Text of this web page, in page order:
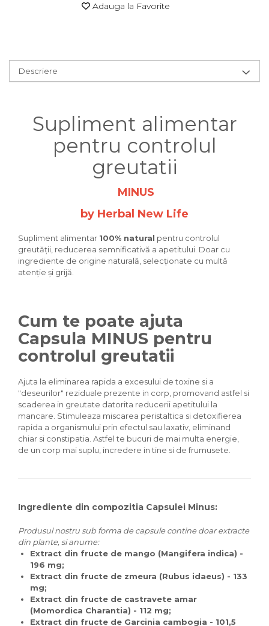
Adauga la Favorite
Descriere
Supliment alimentar
pentru controlul
greutatii
MINUS
by Herbal New Life
Supliment alimentar 100% natural pentru controlul
greutății, reducerea semnificativă a apetitului. Doar cu
ingrediente de origine naturală, selecționate cu multă
atenție și grijă.
Cum te poate ajuta
Capsula MINUS pentru
controlul greutatii
Ajuta la eliminarea rapida a excesului de toxine si a
"deseurilor" reziduale prezente in corp, promovand astfel si
scaderea in greutate datorita reducerii apetitului la
mancare. Stimuleaza miscarea peristaltica si detoxifierea
rapida a organismului prin efectul sau laxativ, eliminand
chiar si constipatia. Astfel te bucuri de mai multa energie,
de un corp mai suplu, incredere in tine si de frumusete.
Ingrediente din compozitia Capsulei Minus:
Produsul nostru sub forma de capsule contine doar extracte
din plante, si anume:
Extract din fructe de mango (Mangifera indica) -
196 mg;
Extract din fructe de zmeura (Rubus idaeus) - 133
mg;
Extract din fructe de castravete amar
(Momordica Charantia) - 112 mg;
Extract din fructe de Garcinia cambogia - 101,5